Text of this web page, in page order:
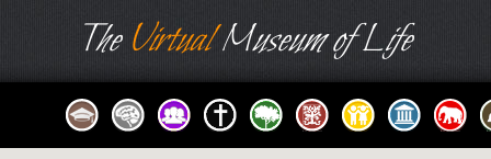
TheVirtualMuseum of Life